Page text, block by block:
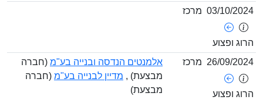
03/10/
ופצוע
מרכז
26/09/
ופצוע
מרכז אלמנטים הנדסה ובנייה בע"מ(חברה
מבצעת) ,מדיין לבנייה בע"מ(חברה
מבצעת)